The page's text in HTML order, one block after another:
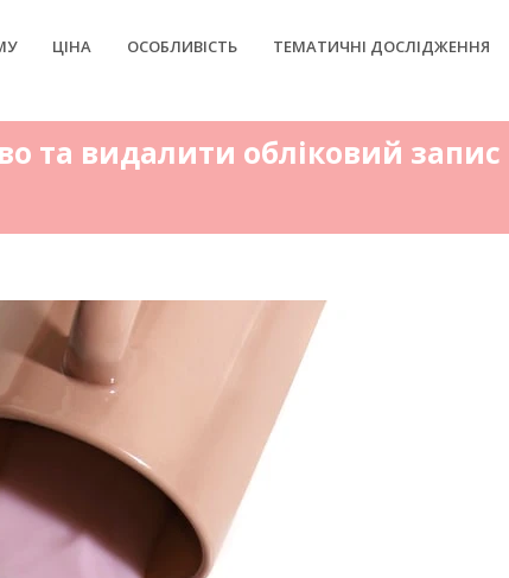
ЦІНА ОСОБЛИВІСТЬ ТЕМАТИЧНІ ДОСЛІДЖЕННЯ
та видалити обліковий запис